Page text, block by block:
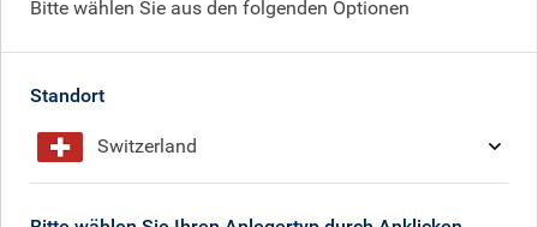
Erhalten Sie unsere neuesten Investment-Einblicke
Bitte wählen Sie aus den folgenden Optionen
Standort
Switzerland